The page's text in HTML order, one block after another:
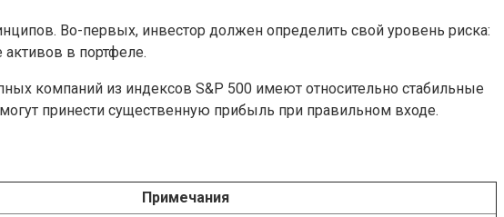
Во-первых, инвестор должен определить свой уровень риска:
в портфеле.
компаний из индексов S&P 500 имеют относительно стабильные
принести существенную прибыль при правильном входе.
Примечания